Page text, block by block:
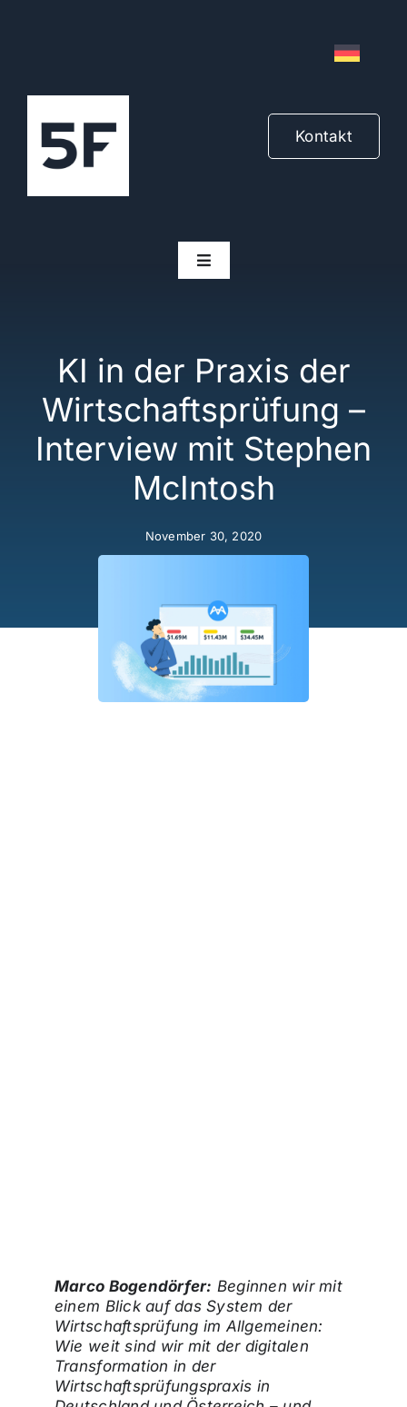
Kontakt
Navigation
Produkte
Sicherheit
Lizenzmodell
Über uns
News
KI in der Praxis der
Wirtschaftsprüfung –
Interview mit Stephen
McIntosh
November 30, 2020
Marco Bogendörfer: Beginnen wir mit
einem Blick auf das System der
Wirtschaftsprüfung im Allgemeinen:
Wie weit sind wir mit der digitalen
Transformation in der
Wirtschaftsprüfungspraxis in